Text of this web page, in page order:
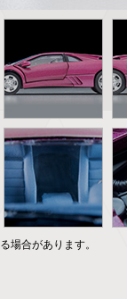
場合があります。